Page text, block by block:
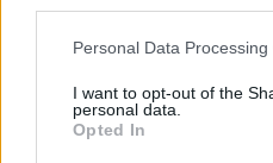
Personal Data
I want to opt-out of the
personal data.
Opted In
TheCars.gr | 19/02/2026 18:00
Δοκιμάζουμε το